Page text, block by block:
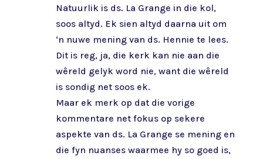
Natuurlik is ds. La Grange in die kol,
soos altyd. Ek sien altyd daarna uit om
‘n nuwe mening van ds. Hennie te lees.
Dit is reg, ja, die kerk kan nie aan die
wêreld gelyk word nie, want die wêreld
is sondig net soos ek.
Maar ek merk op dat die vorige
kommentare net fokus op sekere
aspekte van ds. La Grange se mening en
die fyn nuanses waarmee hy so goed is,